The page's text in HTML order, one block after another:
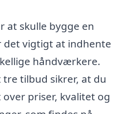
at skulle bygge en
det vigtigt at indhente
håndværkere.
tilbud sikrer, at du
priser, kvalitet og